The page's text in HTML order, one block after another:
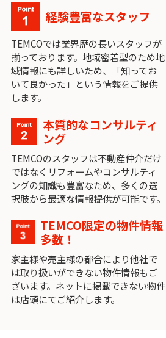
経験豊富なスタッフ
TEMCOでは業界歴の長いスタッフが
揃っております。地域密着型のため地
域情報にも詳しいため、「知ってお
いて良かった」という情報をご提供
します。
本質的なコンサルティ
ング
TEMCOのスタッフは不動産仲介だけ
ではなくリフォームやコンサルティ
ングの知識も豊富なため、多くの選
択肢から最適な情報提供が可能です。
TEMCO限定の物件情報
多数！
家主様や売主様の都合により他社で
は取り扱いができない物件情報もご
ざいます。ネットに掲載できない物件
は店頭にてご紹介します。